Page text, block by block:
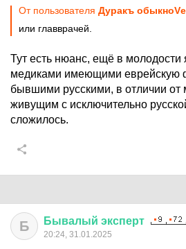
От пользователя Дуракъ
или главврачей.
Тут есть нюанс, ещё в молодости
медиками имеющими еврейскую
бывшими русскими, в отличии от
живущим с исключительно
сложилось.
Б Бывалый эксперт
20:24, 31.01.2025